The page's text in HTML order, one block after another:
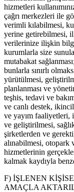
hizmetleri
çağrı merkezleri ile
verimli kılabilmesi,
yerine getirebilmesi,
verilerinize ilişkin
kurumlarla size
mutabakat
bunlarla sınırlı
yürütülmesi,
planlanması ve
teşhis, tedavi ve
ve canlı destek,
ve yayım faaliyetleri,
ve geliştirilmesi,
şirketlerden ve
alınabilmesi, otopark
hizmetlerinin
kalmak kaydıyla
F) İŞLENEN
AMAÇLA